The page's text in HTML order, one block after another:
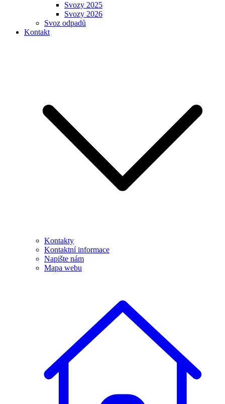
Svozy 2025
Svozy 2026
Svoz odpadů
Kontakt
Kontakty
Kontaktní informace
Napište nám
Mapa webu